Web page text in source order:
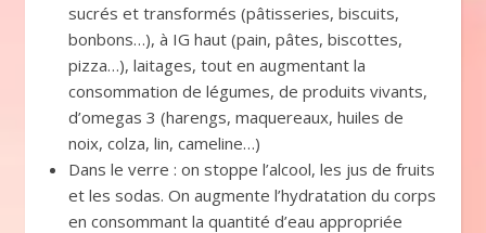
sucrés et transformés (pâtisseries, biscuits,
bonbons…), à IG haut (pain, pâtes, biscottes,
pizza…), laitages, tout en augmentant la
consommation de légumes, de produits vivants,
d’omegas 3 (harengs, maquereaux, huiles de
noix, colza, lin, cameline…)
Dans le verre : on stoppe l’alcool, les jus de fruits
et les sodas. On augmente l’hydratation du corps
en consommant la quantité d’eau appropriée